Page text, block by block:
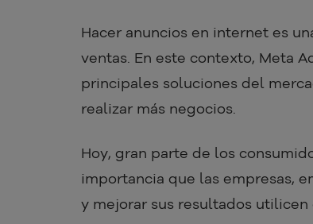
Hacer anuncios en internet es
ventas. En este contexto, Meta
principales soluciones del
realizar más negocios.
Hoy, gran parte de los
importancia que las empresas,
y mejorar sus resultados